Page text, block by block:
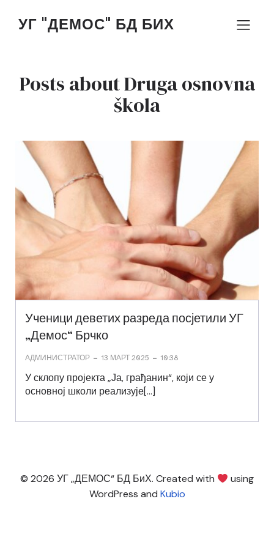
УГ "ДЕМОС" БД БИХ
Posts about Druga osnovna
škola
Ученици деветих разреда посјетили УГ
„Демос“ Брчко
АДМИНИСТРАТОР - 13 МАРТ 2025 - 10:38
У склопу пројекта „Ја, грађанин“, који се у
основној школи реализује[…]
© 2026 УГ „ДЕМОС“ БД БиХ. Created with
using
WordPress and Kubio